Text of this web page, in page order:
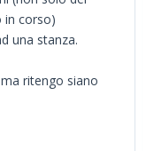
in corso)
una stanza.
ritengo siano